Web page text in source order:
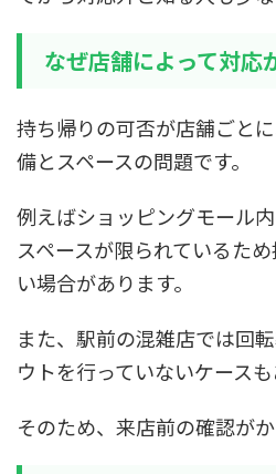
なぜ店舗によって対応
持ち帰りの可否が店舗ごと
備とスペースの問題です。
例えばショッピングモール
スペースが限られているた
い場合があります。
また、駅前の混雑店では回
ウトを行っていないケースも
そのため、来店前の確認が